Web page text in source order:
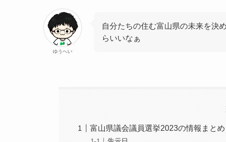
ゆうへい
自分たちの住む富山県の未来を決
らいいなぁ
富山県議会議員選挙2023の情報まとめ